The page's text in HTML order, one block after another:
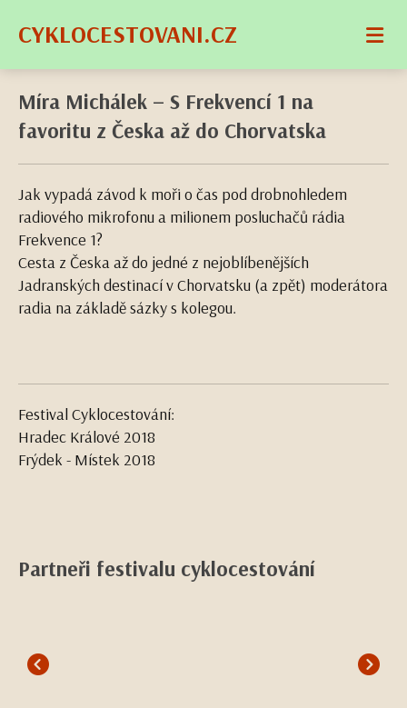
CYKLOCESTOVANI.CZ
Míra Michálek – S Frekvencí 1 na
favoritu z Česka až do Chorvatska
Jak vypadá závod k moři o čas pod drobnohledem
radiového mikrofonu a milionem posluchačů rádia
Frekvence 1?
Cesta z Česka až do jedné z nejoblíbenějších
Jadranských destinací v Chorvatsku (a zpět) moderátora
radia na základě sázky s kolegou.
Festival Cyklocestování:
Hradec Králové 2018
Frýdek - Místek 2018
Partneři festivalu cyklocestování